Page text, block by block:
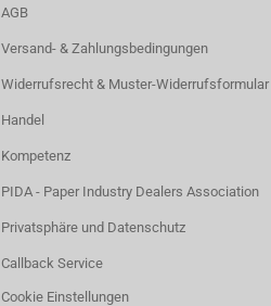
AGB
Versand- & Zahlungsbedingungen
Widerrufsrecht & Muster-Widerrufsformular
Handel
Kompetenz
PIDA - Paper Industry Dealers Association
Privatsphäre und Datenschutz
Callback Service
Cookie Einstellungen